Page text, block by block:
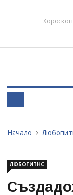
Хороскоп
Начало
ЛЮБОПИТНО